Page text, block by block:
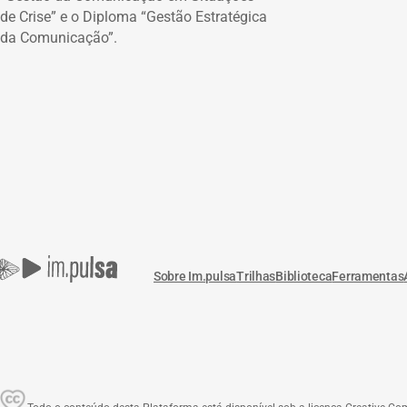
de Crise” e o Diploma “Gestão Estratégica
da Comunicação”.
Sobre Im.pulsaTrilhasBibliotecaFerramentas